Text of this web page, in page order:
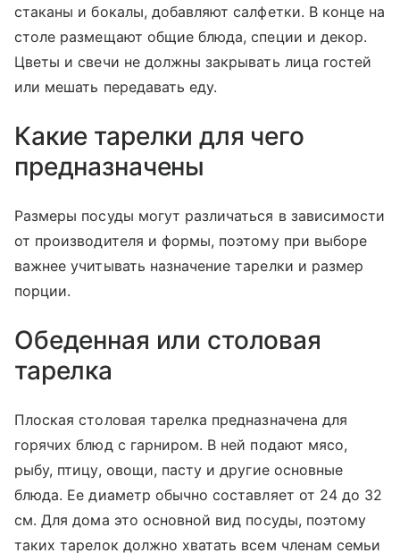
стаканы и бокалы, добавляют салфетки. В конце на
столе размещают общие блюда, специи и декор.
Цветы и свечи не должны закрывать лица гостей
или мешать передавать еду.
Какие тарелки для чего
предназначены
Размеры посуды могут различаться в зависимости
от производителя и формы, поэтому при выборе
важнее учитывать назначение тарелки и размер
порции.
Обеденная или столовая
тарелка
Плоская столовая тарелка предназначена для
горячих блюд с гарниром. В ней подают мясо,
рыбу, птицу, овощи, пасту и другие основные
блюда. Ее диаметр обычно составляет от 24 до 32
см. Для дома это основной вид посуды, поэтому
таких тарелок должно хватать всем членам семьи